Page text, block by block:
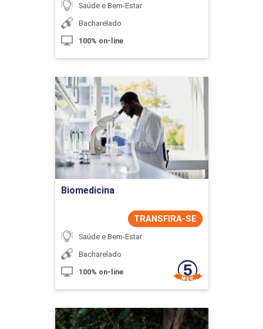
Saúde e Bem-Estar
Bacharelado
100% on-line
Biomedicina
TRANSFIRA-SE
Saúde e Bem-Estar
Bacharelado
100% on-line
Biomedicina
Detalhes do curso
Ir para Inscrição
Cafeicultura